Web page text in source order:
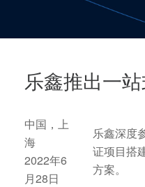
乐鑫推出一
中国，上
海
2022年6
月28日
乐鑫深度
证项目搭
方案。